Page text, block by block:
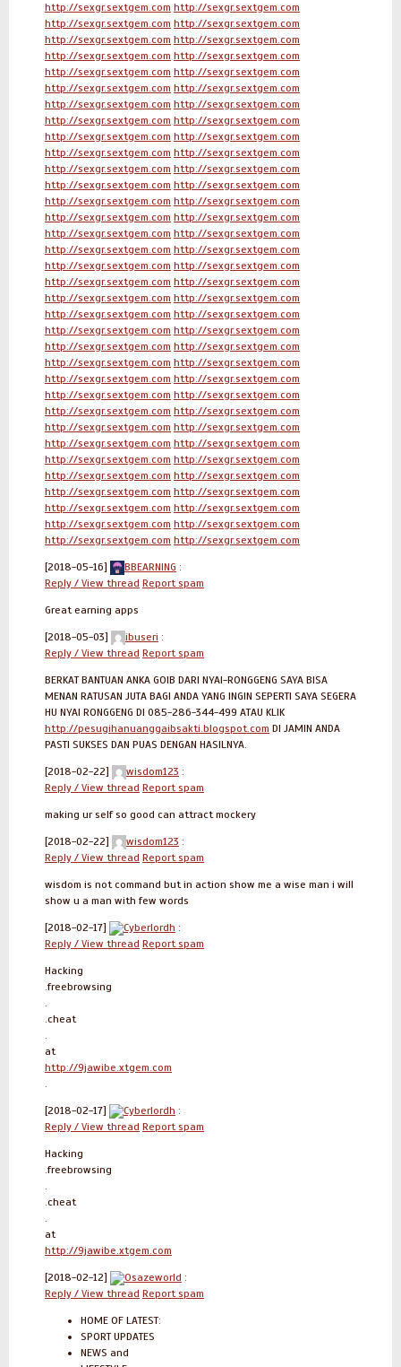
http://sexgr.sextgem.com http://sexgr.sextgem.com
http://sexgr.sextgem.com http://sexgr.sextgem.com
http://sexgr.sextgem.com http://sexgr.sextgem.com
http://sexgr.sextgem.com http://sexgr.sextgem.com
http://sexgr.sextgem.com http://sexgr.sextgem.com
http://sexgr.sextgem.com http://sexgr.sextgem.com
http://sexgr.sextgem.com http://sexgr.sextgem.com
http://sexgr.sextgem.com http://sexgr.sextgem.com
http://sexgr.sextgem.com http://sexgr.sextgem.com
http://sexgr.sextgem.com http://sexgr.sextgem.com
http://sexgr.sextgem.com http://sexgr.sextgem.com
http://sexgr.sextgem.com http://sexgr.sextgem.com
http://sexgr.sextgem.com http://sexgr.sextgem.com
http://sexgr.sextgem.com http://sexgr.sextgem.com
http://sexgr.sextgem.com http://sexgr.sextgem.com
http://sexgr.sextgem.com http://sexgr.sextgem.com
http://sexgr.sextgem.com http://sexgr.sextgem.com
http://sexgr.sextgem.com http://sexgr.sextgem.com
http://sexgr.sextgem.com http://sexgr.sextgem.com
http://sexgr.sextgem.com http://sexgr.sextgem.com
http://sexgr.sextgem.com http://sexgr.sextgem.com
http://sexgr.sextgem.com http://sexgr.sextgem.com
http://sexgr.sextgem.com http://sexgr.sextgem.com
http://sexgr.sextgem.com http://sexgr.sextgem.com
http://sexgr.sextgem.com http://sexgr.sextgem.com
http://sexgr.sextgem.com http://sexgr.sextgem.com
http://sexgr.sextgem.com http://sexgr.sextgem.com
http://sexgr.sextgem.com http://sexgr.sextgem.com
http://sexgr.sextgem.com http://sexgr.sextgem.com
http://sexgr.sextgem.com http://sexgr.sextgem.com
http://sexgr.sextgem.com http://sexgr.sextgem.com
http://sexgr.sextgem.com http://sexgr.sextgem.com
http://sexgr.sextgem.com http://sexgr.sextgem.com
http://sexgr.sextgem.com http://sexgr.sextgem.com
[2018-05-16] BBEARNING :
Reply / View thread Report spam
Great earning apps
[2018-05-03] ibuseri :
Reply / View thread Report spam
BERKAT BANTUAN ANKA GOIB DARI NYAI-RONGGENG SAYA BISA
MENAN RATUSAN JUTA BAGI ANDA YANG INGIN SEPERTI SAYA SEGERA
HU NYAI RONGGENG DI 085-286-344-499 ATAU KLIK
http://pesugihanuanggaibsakti.blogspot.com DI JAMIN ANDA
PASTI SUKSES DAN PUAS DENGAN HASILNYA.
[2018-02-22] wisdom123 :
Reply / View thread Report spam
making ur self so good can attract mockery
[2018-02-22] wisdom123 :
Reply / View thread Report spam
wisdom is not command but in action show me a wise man i will
show u a man with few words
[2018-02-17] Cyberlordh :
Reply / View thread Report spam
Hacking
.freebrowsing
.
.cheat
.
at
http://9jawibe.xtgem.com
.
[2018-02-17] Cyberlordh :
Reply / View thread Report spam
Hacking
.freebrowsing
.
.cheat
.
at
http://9jawibe.xtgem.com
[2018-02-12] Osazeworld :
Reply / View thread Report spam
HOME OF LATEST:
SPORT UPDATES
NEWS and